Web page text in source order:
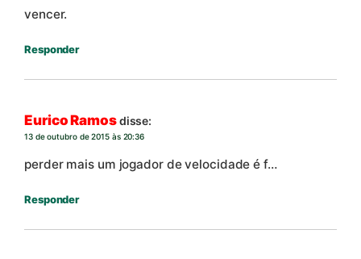
vencer.
Responder
Eurico Ramosdisse:
13 de outubro de 2015 às 20:36
perder mais um jogador de velocidade é f…
Responder